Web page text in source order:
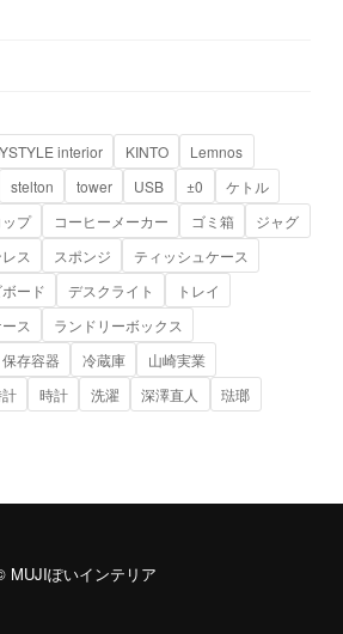
interior KINTO
Lemnos
stelton tower USB ±0
ケトル
ップ コーヒーメーカー ゴミ箱
ジャグ
ス スポンジ
ティッシュケース
ード デスクライト
トレイ
ス
ランドリーボックス
保存容器 冷蔵庫
山崎実業
時計 洗濯 深澤直人
琺瑯
MUJIぽいインテリア